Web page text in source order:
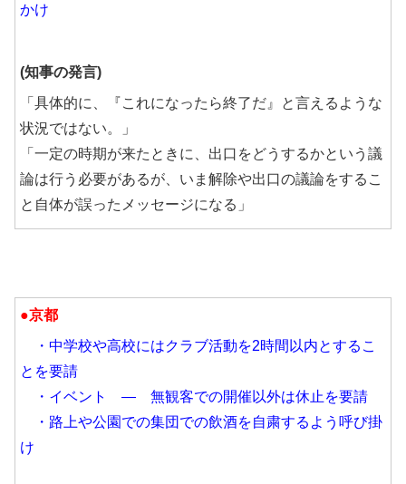
かけ
(知事の発言)
「具体的に、『これになったら終了だ』と言えるような
状況ではない。」
「一定の時期が来たときに、出口をどうするかという議
論は行う必要があるが、いま解除や出口の議論をするこ
と自体が誤ったメッセージになる」
●京都
・中学校や高校にはクラブ活動を2時間以内とするこ
とを要請
・イベント ― 無観客での開催以外は休止を要請
・路上や公園での集団での飲酒を自粛するよう呼び掛
け